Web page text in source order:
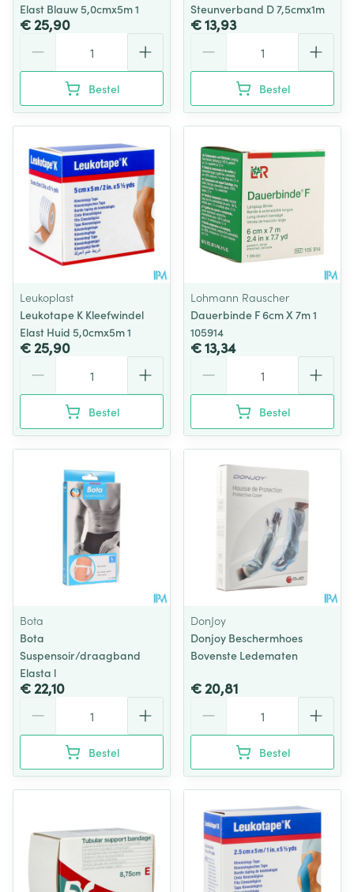
Elast Blauw 5,0cmx5m 1
€ 25,90
Bestel
Steunverband D 7,5cmx1m
€ 13,93
Bestel
Leukoplast
Leukotape K Kleefwindel
Elast Huid 5,0cmx5m 1
€ 25,90
Bestel
Lohmann Rauscher
Dauerbinde F 6cm X 7m 1
105914
€ 13,34
Bestel
Bota
Bota
Suspensoir/draagband
Elasta l
€ 22,10
Bestel
DonJoy
Donjoy Beschermhoes
Bovenste Ledematen
€ 20,81
Bestel